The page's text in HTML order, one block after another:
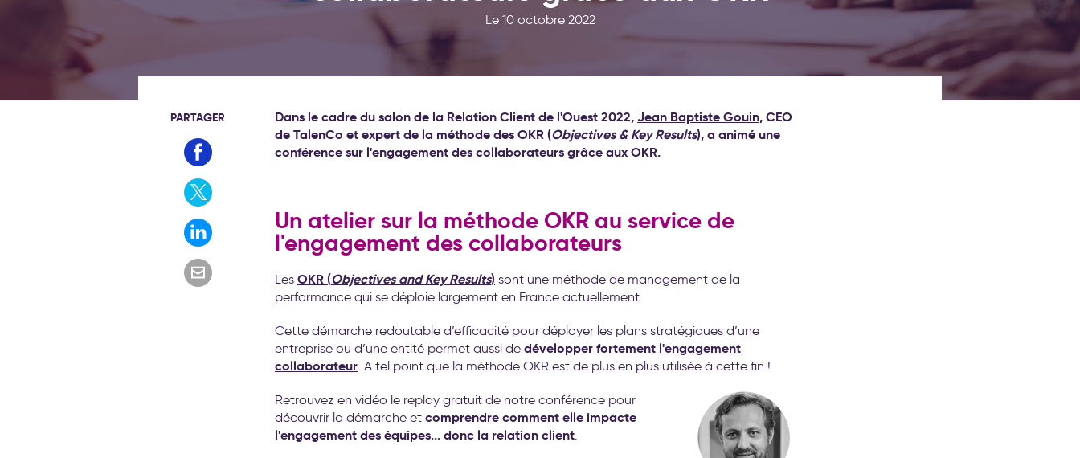
Le 10 octobre 2022
Dans le cadre du salon de la Relation Client de l'Ouest 2022,Jean Baptiste Gouin, CEO
de TalenCo et expert de la méthode des OKR (Objectives & Key Results), a animé une
conférence sur l'engagement des collaborateurs grâce aux OKR.
Un atelier sur la méthode OKR au service de
l'engagement des collaborateurs
Les OKR (Objectives and Key Results) sont une méthode de management de la
performance qui se déploie largement en France actuellement.
Cette démarche redoutable d’efficacité pour déployer les plans stratégiques d’une
entreprise ou d’une entité permet aussi de développer fortement l'engagement
collaborateur. A tel point que la méthode OKR est de plus en plus utilisée à cette fin !
Retrouvez en vidéo le replay gratuit de notre conférence pour
découvrir la démarche et comprendre comment elle impacte
l'engagement des équipes... donc la relation client.
PARTAGER